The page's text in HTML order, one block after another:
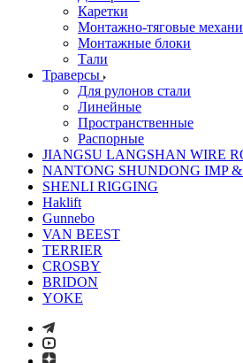
Каретки
Монтажно-тяговые
Монтажные блоки
Тали
Траверсы
Для рулонов стали
Линейные
Пространственные
Распорные
JIANGSU LANGSHAN WIRE
NANTONG SHUNDONG IMP &
SHENLI RIGGING
Haklift
Gunnebo
VAN BEEST
TERRIER
CROSBY
BRIDON
YOKE